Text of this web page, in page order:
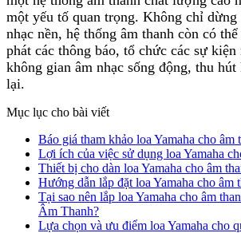
một yếu tố quan trọng. Không chỉ
nhạc nền, hệ thống âm thanh còn có
phát các thông báo, tổ chức các sự kiện
không gian âm nhạc sống động, thu hút
lại.
Mục lục cho bài viết
Báo giá tham khảo loa Yamaha cho âm
Lợi ích của việc sử dụng loa Yamaha
Thiết bị cho dàn loa Yamaha cho âm
Hướng dẫn lắp đặt loa Yamaha cho âm
Tại sao nên lắp loa Yamaha cho âm
Âm Thanh?
Lựa chọn và ưu điểm loa Yamaha cho